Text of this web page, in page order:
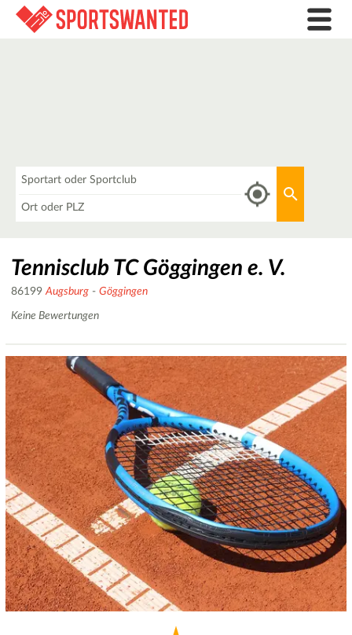
Tennisclub TC Göggingen e. V.
86199Augsburg - Göggingen
Keine Bewertungen